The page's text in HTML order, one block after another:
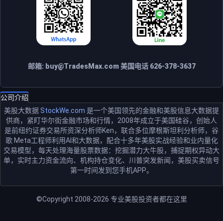
邮箱: buy@TradesMax.com美国电话 626-378-3637
公司介绍
美股大数据StockWe.com 是一个美国领先的金融和美股信息大数据提
供商，紧盯华尔街金融市场和行情，2008年成立于美国硅谷，创始人
是前纽约证券交易所资深分析师Ken，联合多位摩根斯坦利分析师，谷
歌 Meta工程师利用AI和大数据，配合十多年美股实战经验和业内量化
交易模型，每天处理海量股票数据：挖掘潜力大牛股，捕捉期权异动大
单，实时主力资金流向、机构持仓变化、川普突发新闻，美股买卖信号
第一时间发到您手机APP。
©Copyright 2008-2026 专业美股投资者都在这里